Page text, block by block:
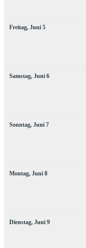
Freitag, Juni 5
Samstag, Juni 6
Sonntag, Juni 7
Montag, Juni 8
Dienstag, Juni 9